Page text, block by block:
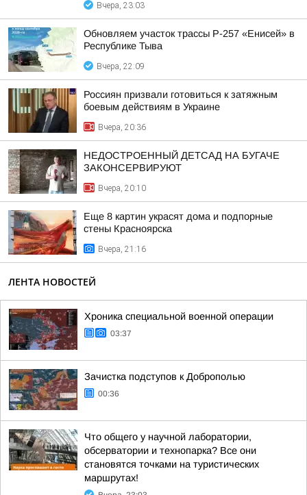
Вчера, 23:03
Обновляем участок трассы Р-257 «Енисей» в
Республике Тыва
Вчера, 22:09
Россиян призвали готовиться к затяжным
боевым действиям в Украине
Вчера, 20:36
НЕДОСТРОЕННЫЙ ДЕТСАД НА БУГАЧЕ
ЗАКОНСЕРВИРУЮТ
Вчера, 20:10
Еще 8 картин украсят дома и подпорные
стены Красноярска
Вчера, 21:16
ЛЕНТА НОВОСТЕЙ
Хроника специальной военной операции
03:37
Зачистка подступов к Доброполью
00:36
Что общего у научной лаборатории,
обсерватории и технопарка? Все они
становятся точками на туристических
маршрутах!